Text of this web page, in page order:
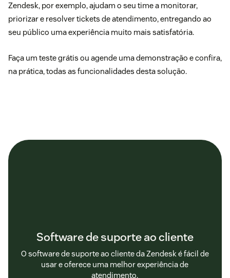
Zendesk, por exemplo, ajudam o seu time a monitorar,
priorizar e resolver tickets de atendimento, entregando ao
seu público uma experiência muito mais satisfatória.
Faça um teste grátis ou agende uma demonstração e confira,
na prática, todas as funcionalidades desta solução.
Software de suporte ao cliente
O software de suporte ao cliente da Zendesk é fácil de
usar e oferece uma melhor experiência de
atendimento.